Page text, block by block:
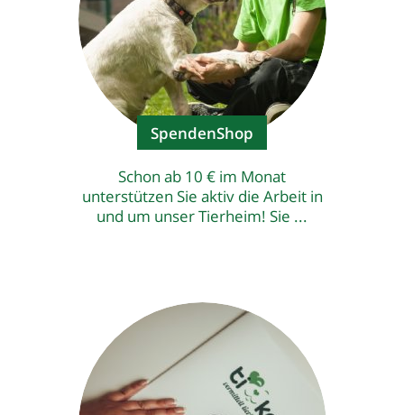
SpendenShop
Schon ab 10 € im Monat
unterstützen Sie aktiv die Arbeit in
und um unser Tierheim! Sie ...